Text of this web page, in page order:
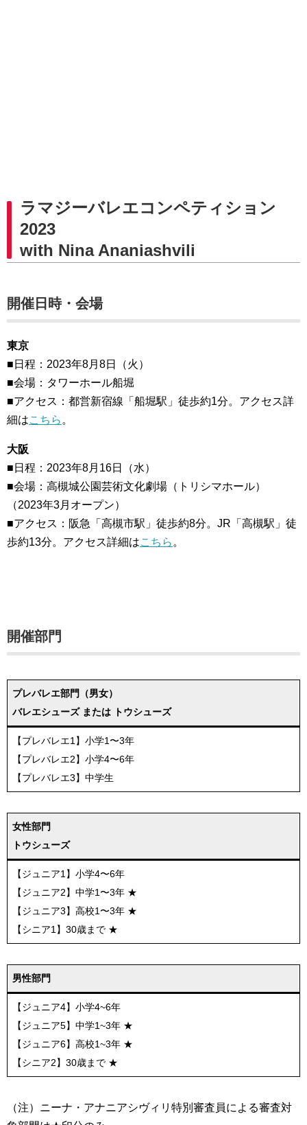
ラマジーバレエコンペティション
2023
with Nina Ananiashvili
開催日時・会場
東京
■日程：2023年8月8日（火）
■会場：タワーホール船堀
■アクセス：都営新宿線「船堀駅」徒歩約1分。アクセス詳
細はこちら 。
大阪
■日程：2023年8月16日（水）
■会場：高槻城公園芸術文化劇場（トリシマホール）
（2023年3月オープン）
■アクセス：阪急「高槻市駅」徒歩約8分。JR「高槻駅」徒
歩約13分。アクセス詳細はこちら 。
開催部門
プレバレエ部門（男女）
バレエシューズ または トウシューズ
【プレバレエ1】小学1〜3年
【プレバレエ2】小学4〜6年
【プレバレエ3】中学生
女性部門
トウシューズ
【ジュニア1】小学4〜6年
【ジュニア2】中学1〜3年 ★
【ジュニア3】高校1〜3年 ★
【シニア1】30歳まで ★
男性部門
【ジュニア4】小学4~6年
【ジュニア5】中学1~3年 ★
【ジュニア6】高校1~3年 ★
【シニア2】30歳まで ★
（注）ニーナ・アナニアシヴィリ特別審査員による審査対